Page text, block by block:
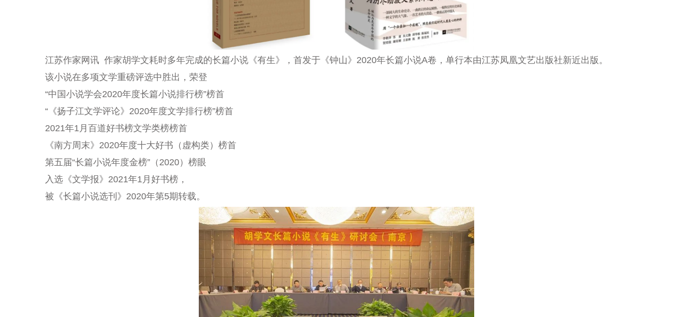
江苏作家网讯 作家胡学文耗时多年完成的长篇小说《有生》，首发于《钟山》2020年长篇小说A卷，单行本由江苏凤凰文艺出版社新近出版。
该小说在多项文学重磅评选中胜出，荣登
“中国小说学会2020年度长篇小说排行榜”榜首
“《扬子江文学评论》2020年度文学排行榜”榜首
2021年1月百道好书榜文学类榜榜首
《南方周末》2020年度十大好书（虚构类）榜首
第五届“长篇小说年度金榜”（2020）榜眼
入选《文学报》2021年1月好书榜，
被《长篇小说选刊》2020年第5期转载。